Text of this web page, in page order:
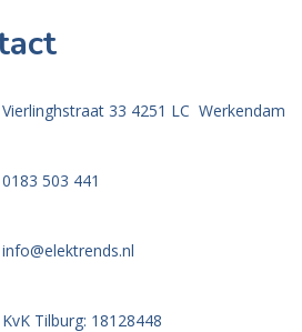
Vierlinghstraat 33 4251 LC Werkendam
0183 503 441
info@elektrends.nl
KvK Tilburg: 18128448